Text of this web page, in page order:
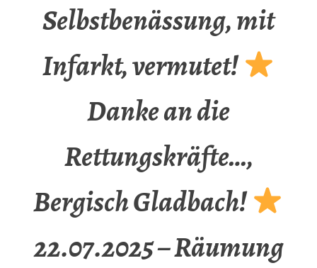
Selbstbenässung, mit
Infarkt, vermutet!
Danke an die
Rettungskräfte…,
Bergisch Gladbach!
22.07.2025 – Räumung